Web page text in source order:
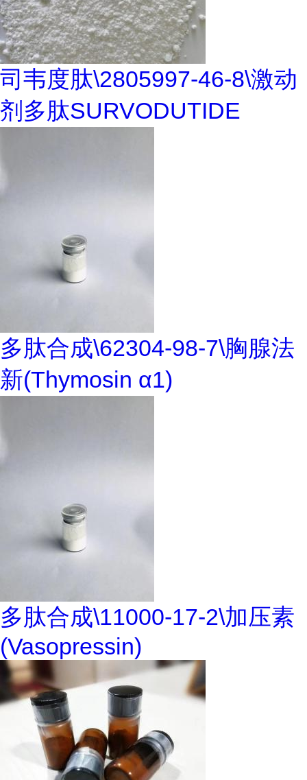
司韦度肽\2805997-46-8\激动
剂多肽SURVODUTIDE
多肽合成\62304-98-7\胸腺法
新(Thymosin α1)
多肽合成\11000-17-2\加压素
(Vasopressin)